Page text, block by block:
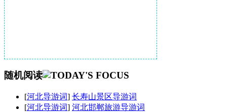
随机阅读
[河北导游词] 长寿山景区导游词
[河北导游词] 河北邯郸旅游导游词